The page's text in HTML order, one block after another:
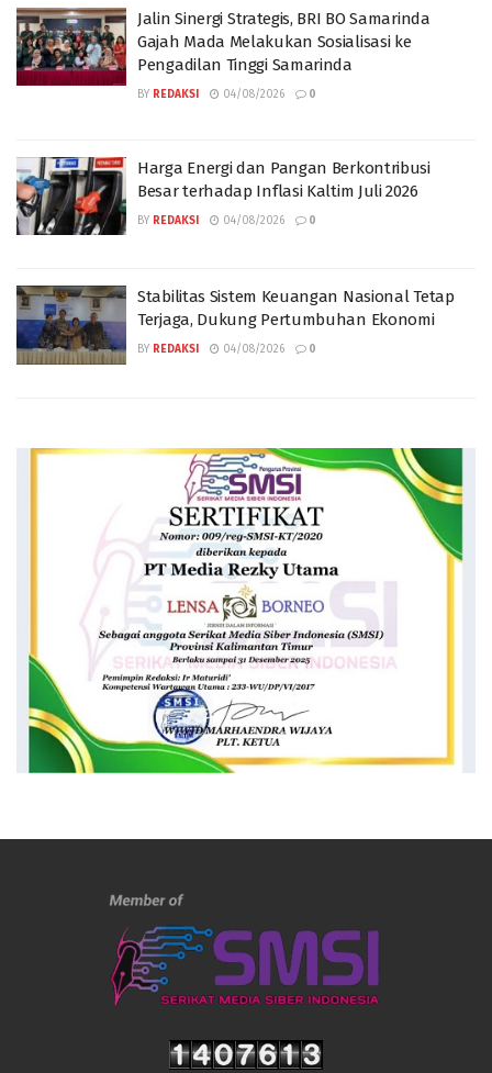
Jalin Sinergi Strategis, BRI BO Samarinda
Gajah Mada Melakukan Sosialisasi ke
Pengadilan Tinggi Samarinda
BY REDAKSI 04/08/2026 0
Harga Energi dan Pangan Berkontribusi
Besar terhadap Inflasi Kaltim Juli 2026
BY REDAKSI 04/08/2026 0
Stabilitas Sistem Keuangan Nasional Tetap
Terjaga, Dukung Pertumbuhan Ekonomi
BY REDAKSI 04/08/2026 0